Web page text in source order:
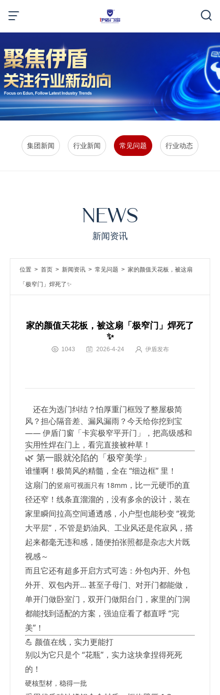
集团新闻 行业新闻 常见问题 行业动态
NEWS
新闻资讯
位置 > 首页 > 新闻资讯 > 常见问题 > 家的颜值天花板，被这扇
「极窄门」焊死了✨
家的颜值天花板，被这扇「极窄门」焊死了
✨
1043 2026-4-24 伊盾发布
还在为选门纠结？怕厚重门框毁了整屋极简
风？担心隔音差、漏风漏雨？今天给你挖到宝
—— 伊盾门窗「卡宾极窄平开门」，把高级感和
实用性焊在门上，看完直接被种草！
🌿 第一眼就沦陷的「极窄美学」
谁懂啊！极简风的精髓，全在 “细边框” 里！
这扇门的竖扇可视面只有 18mm ，比一元硬币的直
径还窄！线条直溜溜的，没有多余的设计，装在
家里瞬间拉高空间通透感，小户型也能秒变 “视觉
大平层”，不管是奶油风、工业风还是侘寂风，搭
起来都毫无违和感，随便拍张照都是杂志大片既
视感～
而且它还有超多开启方式可选：外包内开、外包
外开、双包内开… 甚至子母门、对开门都能做，
单开门做卧室门，双开门做阳台门，家里的门洞
都能找到适配的方案，强迫症看了都直呼 “完
美”！
💪 颜值在线，实力更能打
别以为它只是个 “花瓶”，实力这块拿捏得死死
的！
硬核型材，稳得一批